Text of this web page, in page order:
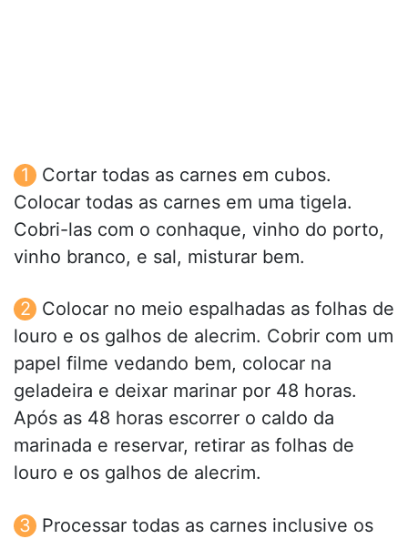
Cortar todas as carnes em cubos.
Colocar todas as carnes em uma tigela.
Cobri-las com o conhaque, vinho do porto,
vinho branco, e sal, misturar bem.
Colocar no meio espalhadas as folhas de
louro e os galhos de alecrim. Cobrir com um
papel filme vedando bem, colocar na
geladeira e deixar marinar por 48 horas.
Após as 48 horas escorrer o caldo da
marinada e reservar, retirar as folhas de
louro e os galhos de alecrim.
Processar todas as carnes inclusive os